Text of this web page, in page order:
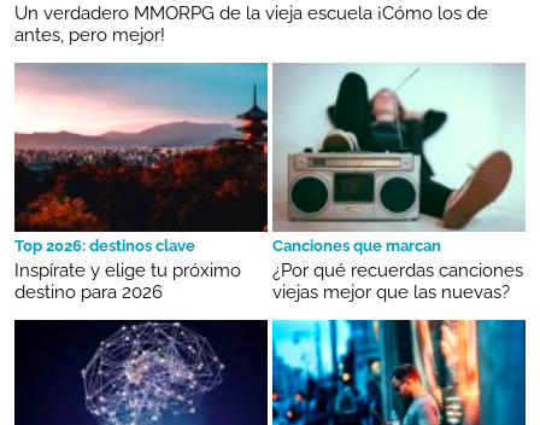
Un verdadero MMORPG de la vieja escuela ¡Cómo los de
antes, pero mejor!
Top 2026: destinos clave
Inspírate y elige tu próximo
destino para 2026
Canciones que marcan
¿Por qué recuerdas canciones
viejas mejor que las nuevas?